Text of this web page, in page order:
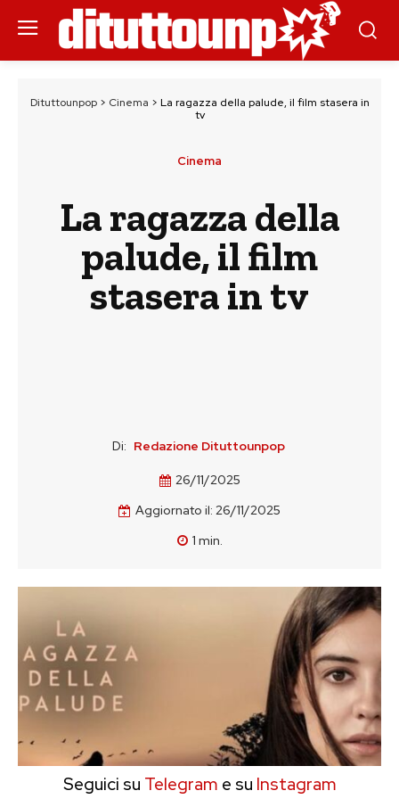
Dituttounpop> Cinema > La ragazza della palude, il film stasera in
tv
Cinema
La ragazza della
palude, il film
stasera in tv
Di: Redazione Dituttounpop
26/11/2025
Aggiornato il: 26/11/2025
1 min.
Seguici su Telegram e su Instagram